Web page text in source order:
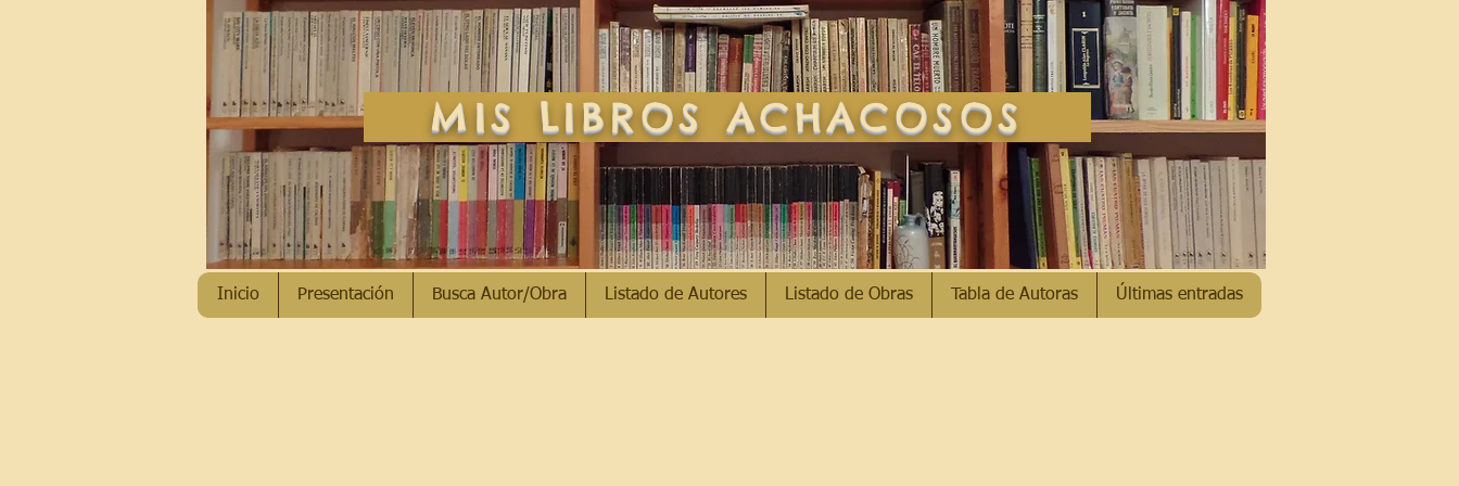
MIS LIBROS ACHACOSOS
Inicio Presentación Busca Autor/Obra Listado de Autores Listado de Obras Tabla de Autoras Últimas entradas